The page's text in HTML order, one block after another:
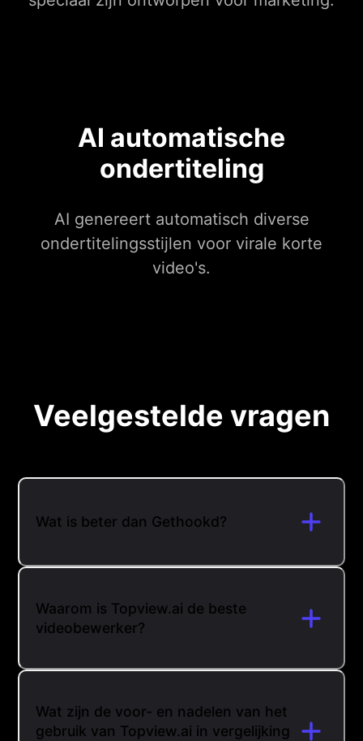
AI automatische
ondertiteling
AI genereert automatisch diverse
ondertitelingsstijlen voor virale korte
video's.
Veelgestelde vragen
Wat is beter dan Gethookd?
Waarom is Topview.ai de beste
videobewerker?
Wat zijn de voor- en nadelen van het
gebruik van Topview.ai in vergelijking